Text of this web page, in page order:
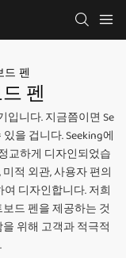
드 펜
펜
입니다. 지금쯤이면 Se
을 겁니다. Seeking에
교하게 디자인되었습
적 외관, 사용자 편의
디자인합니다. 저희
드 펜을 제공하는 것
위해 고객과 적극적